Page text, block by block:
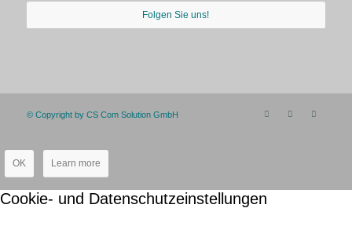
Folgen Sie uns!
© Copyright by CS Com Solution GmbH
OK Learn more
Cookie- und Datenschutzeinstellungen